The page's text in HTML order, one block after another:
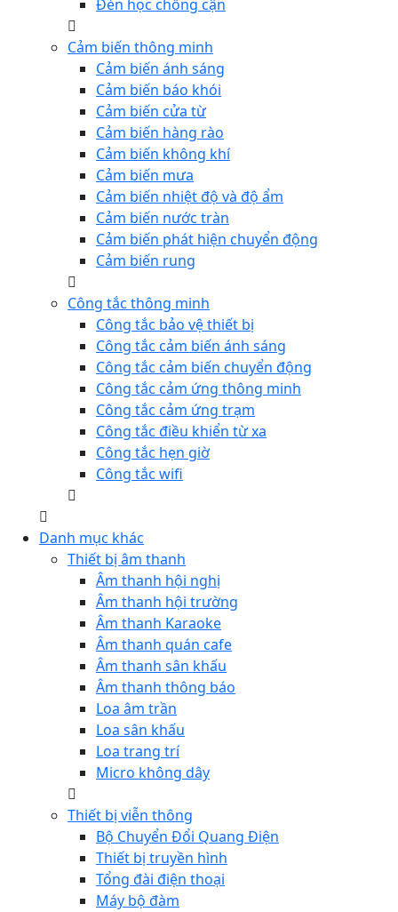
Đèn học chống cận
Cảm biến thông minh
Cảm biến ánh sáng
Cảm biến báo khói
Cảm biến cửa từ
Cảm biến hàng rào
Cảm biến không khí
Cảm biến mưa
Cảm biến nhiệt độ và độ ẩm
Cảm biến nước tràn
Cảm biến phát hiện chuyển động
Cảm biến rung
Công tắc thông minh
Công tắc bảo vệ thiết bị
Công tắc cảm biến ánh sáng
Công tắc cảm biến chuyển động
Công tắc cảm ứng thông minh
Công tắc cảm ứng trạm
Công tắc điều khiển từ xa
Công tắc hẹn giờ
Công tắc wifi
Danh mục khác
Thiết bị âm thanh
Âm thanh hội nghị
Âm thanh hội trường
Âm thanh Karaoke
Âm thanh quán cafe
Âm thanh sân khấu
Âm thanh thông báo
Loa âm trần
Loa sân khấu
Loa trang trí
Micro không dây
Thiết bị viễn thông
Bộ Chuyển Đổi Quang Điện
Thiết bị truyền hình
Tổng đài điện thoại
Máy bộ đàm